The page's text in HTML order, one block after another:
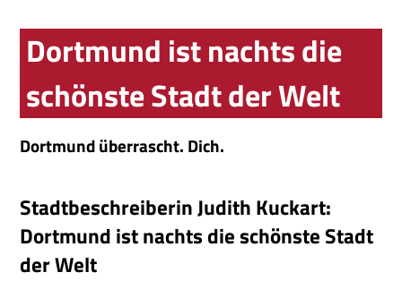
Dortmund ist nachts die
schönste Stadt der Welt
Dortmund überrascht. Dich.
Stadtbeschreiberin Judith Kuckart:
Dortmund ist nachts die schönste Stadt
der Welt